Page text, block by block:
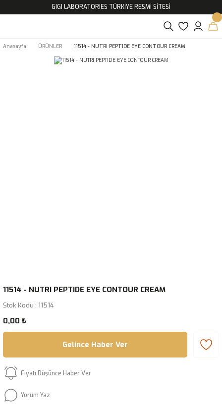
GIGI LABORATORIES TÜRKİYE RESMİ SİTESİ
Anasayfa ÜRÜNLER 11514 - NUTRI PEPTIDE EYE CONTOUR CREAM
11514 - NUTRI PEPTIDE EYE CONTOUR CREAM
Stok Kodu : 11514
0,00 ₺
Gelince Haber Ver
Fiyatı Düşünce Haber Ver
Yorum Yaz